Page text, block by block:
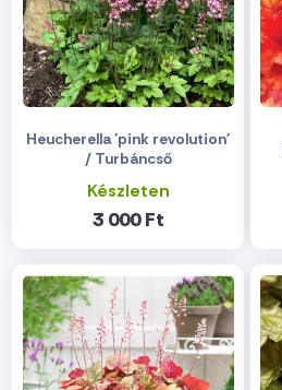
Heucherella 'pink revolution'
/ Turbáncső
Készleten
3 000 Ft